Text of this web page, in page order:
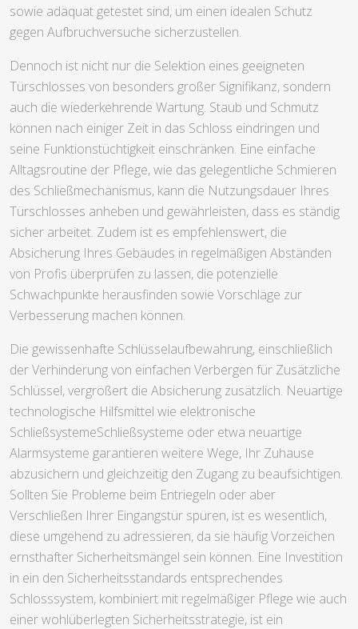
sowie adäquat getestet sind, um einen idealen Schutz
gegen Aufbruchversuche sicherzustellen.
Dennoch ist nicht nur die Selektion eines geeigneten
Türschlosses von besonders großer Signifikanz, sondern
auch die wiederkehrende Wartung. Staub und Schmutz
können nach einiger Zeit in das Schloss eindringen und
seine Funktionstüchtigkeit einschränken. Eine einfache
Alltagsroutine der Pflege, wie das gelegentliche Schmieren
des Schließmechanismus, kann die Nutzungsdauer Ihres
Türschlosses anheben und gewährleisten, dass es ständig
sicher arbeitet. Zudem ist es empfehlenswert, die
Absicherung Ihres Gebäudes in regelmäßigen Abständen
von Profis überprüfen zu lassen, die potenzielle
Schwachpunkte herausfinden sowie Vorschläge zur
Verbesserung machen können.
Die gewissenhafte Schlüsselaufbewahrung, einschließlich
der Verhinderung von einfachen Verbergen für Zusätzliche
Schlüssel, vergrößert die Absicherung zusätzlich. Neuartige
technologische Hilfsmittel wie elektronische
SchließsystemeSchließsysteme oder etwa neuartige
Alarmsysteme garantieren weitere Wege, Ihr Zuhause
abzusichern und gleichzeitig den Zugang zu beaufsichtigen.
Sollten Sie Probleme beim Entriegeln oder aber
Verschließen Ihrer Eingangstür spüren, ist es wesentlich,
diese umgehend zu adressieren, da sie häufig Vorzeichen
ernsthafter Sicherheitsmängel sein können. Eine Investition
in ein den Sicherheitsstandards entsprechendes
Schlosssystem, kombiniert mit regelmäßiger Pflege wie auch
einer wohlüberlegten Sicherheitsstrategie, ist ein